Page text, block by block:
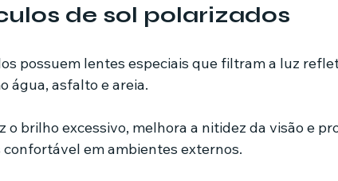
de sol polarizados
possuem lentes especiais que filtram a luz
água, asfalto e areia.
o brilho excessivo, melhora a nitidez da visão e
em ambientes externos.